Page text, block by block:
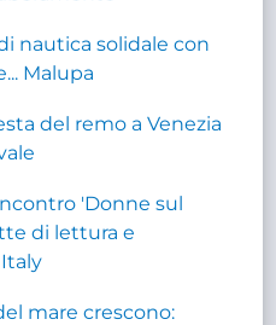
nautica solidale con
Malupa
del remo a Venezia
'Donne sul
di lettura e
mare crescono: